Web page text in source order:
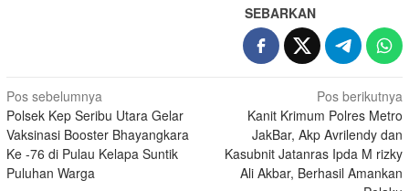
SEBARKAN
Navigasi
pos
Pos sebelumnya
Polsek Kep Seribu Utara Gelar
Vaksinasi Booster Bhayangkara
Ke -76 di Pulau Kelapa Suntik
Puluhan Warga
Pos berikutnya
Kanit Krimum Polres Metro
JakBar, Akp Avrilendy dan
Kasubnit Jatanras Ipda M rizky
Ali Akbar, Berhasil Amankan